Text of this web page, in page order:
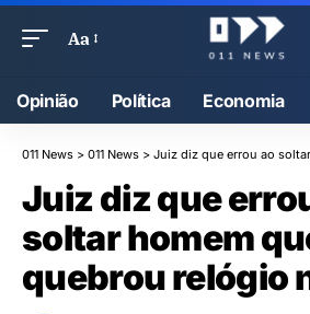
Aa
Opinião Política Economia
011 News > 011 News > Juiz diz que errou ao soltar
Juiz diz que
soltar homem
quebrou relógio